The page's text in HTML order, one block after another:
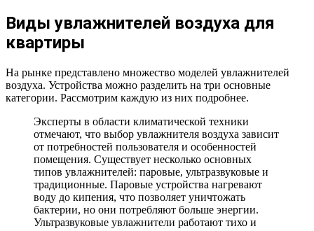
Виды увлажнителей воздуха для
квартиры
На рынке представлено множество моделей увлажнителей
воздуха. Устройства можно разделить на три основные
категории. Рассмотрим каждую из них подробнее.
Эксперты в области климатической техники
отмечают, что выбор увлажнителя воздуха зависит
от потребностей пользователя и особенностей
помещения. Существует несколько основных
типов увлажнителей: паровые, ультразвуковые и
традиционные. Паровые устройства нагревают
воду до кипения, что позволяет уничтожать
бактерии, но они потребляют больше энергии.
Ультразвуковые увлажнители работают тихо и